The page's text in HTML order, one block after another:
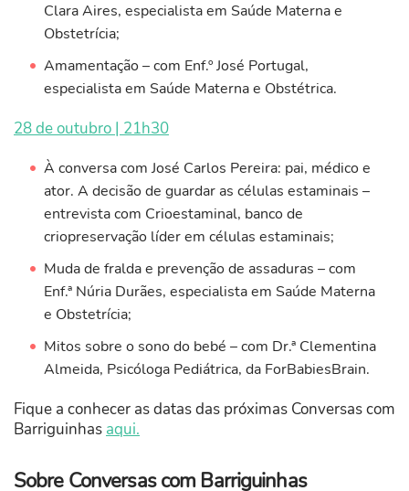
Clara Aires, especialista em Saúde Materna e
Obstetrícia;
Amamentação – com Enf.º José Portugal,
especialista em Saúde Materna e Obstétrica.
28 de outubro | 21h30
À conversa com José Carlos Pereira: pai, médico e
ator. A decisão de guardar as células estaminais –
entrevista com Crioestaminal, banco de
criopreservação líder em células estaminais;
Muda de fralda e prevenção de assaduras – com
Enf.ª Núria Durães, especialista em Saúde Materna
e Obstetrícia;
Mitos sobre o sono do bebé – com Dr.ª Clementina
Almeida, Psicóloga Pediátrica, da ForBabiesBrain.
Fique a conhecer as datas das próximas Conversas com
Barriguinhas aqui.
Sobre Conversas com Barriguinhas